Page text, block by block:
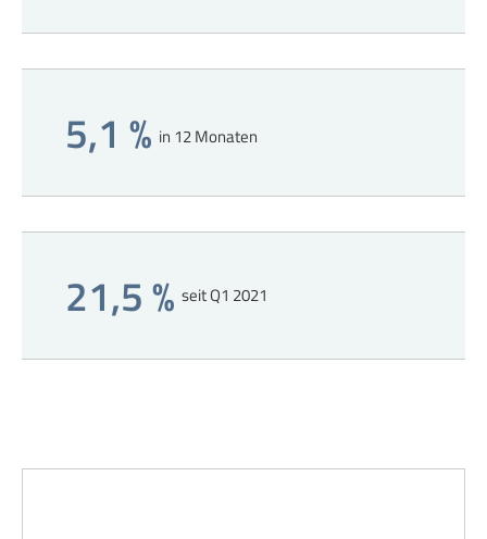
5,1 % in 12 Monaten
21,5 % seit Q1 2021